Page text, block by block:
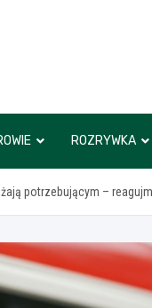
ROZRYWKA
potrzebującym –